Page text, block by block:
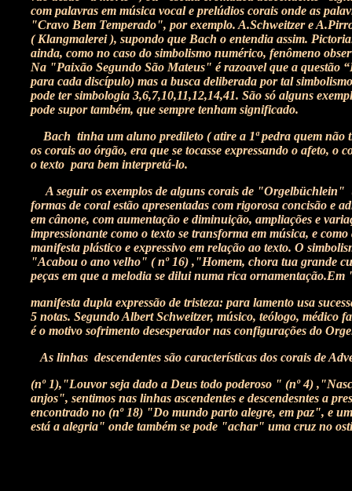
com palavras em música vocal e prelúdios corais onde as
"Cravo Bem Temperado", por exemplo. A.Schweitzer e
( Klangmalerei ), supondo que Bach o entendia assim.
ainda, como no caso do simbolismo numérico, fenômeno
Na "Paixão Segundo São Mateus" é razoavel que a questão
para cada discípulo) mas a busca deliberada por tal
pode ter simbologia 3,6,7,10,11,12,14,41. São só alguns
pode supor também, que sempre tenham significado.
Bach tinha um aluno predileto ( atire a 1ª pedra quem não
os corais ao órgão, era que se tocasse expressando o afeto,
o texto para bem interpretá-lo.
A seguir os exemplos de alguns corais de "Orgelbüchlein"
formas de coral estão apresentadas com rigorosa concisão e
em cânone, com aumentação e diminuição, ampliações e
impressionante como o texto se transforma em música, e
manifesta plástico e expressivo em relação ao texto. O
"Acabou o ano velho" ( nº 16) ,"Homem, chora tua grande
peças em que a melodia se dilui numa rica
manifesta dupla expressão de tristeza: para lamento usa
5 notas. Segundo Albert Schweitzer, músico, teólogo, médico
é o motivo sofrimento desesperador nas configurações do
As linhas descendentes são características dos corais de
(nº 1),"Louvor seja dado a Deus todo poderoso " (nº 4)
anjos", sentimos nas linhas ascendentes e descendesntes a
encontrado no (nº 18) "Do mundo parto alegre, em paz", e
está a alegria" onde também se pode "achar" uma cruz no